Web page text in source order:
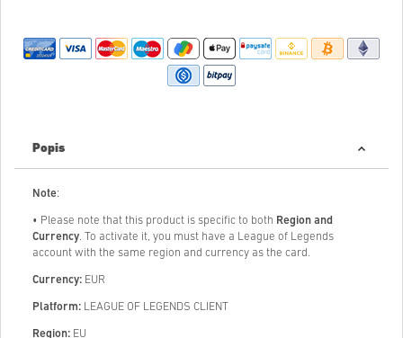
Popis
Note:
• Please note that this product is specific to both Region and
Currency. To activate it, you must have a League of Legends
account with the same region and currency as the card.
Currency: EUR
Platform: LEAGUE OF LEGENDS CLIENT
Region: EU